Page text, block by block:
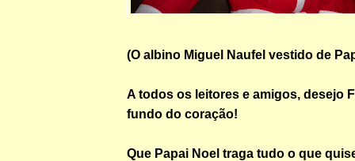
(O albino Miguel Naufel vestido de
A todos os leitores e amigos, desejo
fundo do coração!
Que Papai Noel traga tudo o que